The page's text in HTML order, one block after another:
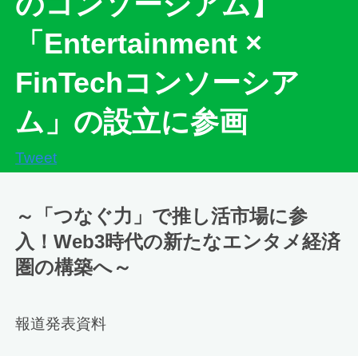
「Entertainment ×
FinTechコンソーシア
ム」の設立に参画
Tweet
～「つなぐ力」で推し活市場に参
入！Web3時代の新たなエンタメ経済
圏の構築へ～
報道発表資料